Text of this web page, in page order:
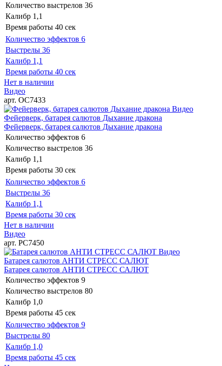
Количество выстрелов 36
Калибр 1,1
Время работы 40 сек
Количество эффектов 6
Выстрелы 36
Калибр 1,1
Время работы 40 сек
Нет в наличии
Видео
арт. ОС7433
Видео
Фейерверк, батарея салютов Дыхание дракона
Фейерверк, батарея салютов Дыхание дракона
Количество эффектов 6
Количество выстрелов 36
Калибр 1,1
Время работы 30 сек
Количество эффектов 6
Выстрелы 36
Калибр 1,1
Время работы 30 сек
Нет в наличии
Видео
арт. РС7450
Видео
Батарея салютов АНТИ СТРЕСС САЛЮТ
Батарея салютов АНТИ СТРЕСС САЛЮТ
Количество эффектов 9
Количество выстрелов 80
Калибр 1,0
Время работы 45 сек
Количество эффектов 9
Выстрелы 80
Калибр 1,0
Время работы 45 сек